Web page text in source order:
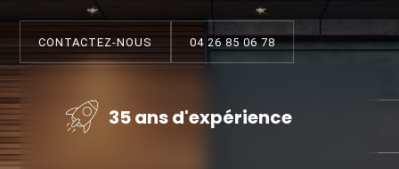
CONTACTEZ-NOUS 04 26 85 06 78
35 ans d'expérience